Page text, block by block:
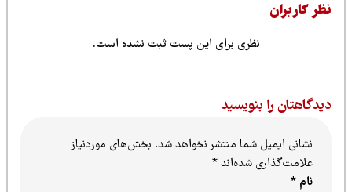
کاربران
نظری برای این پست ثبت نشده است.
را بنویسید
نشانی ایمیل شما منتشر نخواهد شد.بخش‌های موردنیاز
علامت‌گذاری شده‌اند*